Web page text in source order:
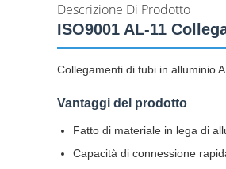
Descrizione Di Prodotto
ISO9001 AL-11
Collegamenti di tubi in alluminio
Vantaggi del prodotto
Fatto di materiale in lega di
Capacità di connessione